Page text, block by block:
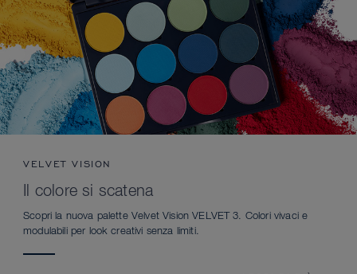
VELVET VISION
Il colore si scatena
Scopri la nuova palette Velvet Vision VELVET 3. Colori vivaci e
modulabili per look creativi senza limiti.